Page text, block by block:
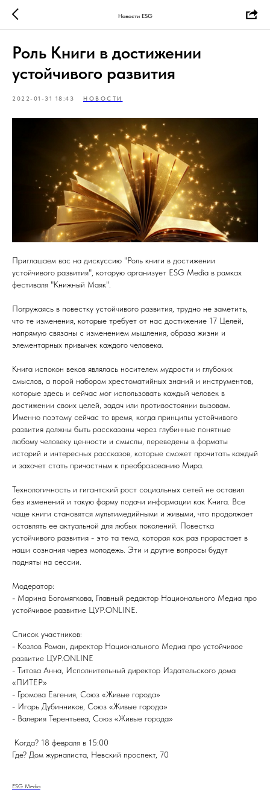
Новости ESG
Роль Книги в достижении
устойчивого развития
2022-01-31 18:43 НОВОСТИ
Приглашаем вас на дискуссию "Роль книги в достижении
устойчивого развития", которую организует ESG Media в рамках
фестиваля "Книжный Маяк".
Погружаясь в повестку устойчивого развития, трудно не заметить,
что те изменения, которые требует от нас достижение 17 Целей,
напрямую связаны с изменением мышления, образа жизни и
элементарных привычек каждого человека.
Книга испокон веков являлась носителем мудрости и глубоких
смыслов, а порой набором хрестоматийных знаний и инструментов,
которые здесь и сейчас мог использовать каждый человек в
достижении своих целей, задач или противостоянии вызовам.
Именно поэтому сейчас то время, когда принципы устойчивого
развития должны быть рассказаны через глубинные понятные
любому человеку ценности и смыслы, переведены в форматы
историй и интересных рассказов, которые сможет прочитать каждый
и захочет стать причастным к преобразованию Мира.
Технологичность и гигантский рост социальных сетей не оставил
без изменений и такую форму подачи информации как Книга. Все
чаще книги становятся мультимедийными и живыми, что продолжает
оставлять ее актуальной для любых поколений. Повестка
устойчивого развития - это та тема, которая как раз прорастает в
наши сознания через молодежь. Эти и другие вопросы будут
подняты на сессии.
Модератор:
- Марина Богомягкова, Главный редактор Национального Медиа про
устойчивое развитие ЦУР.ONLINE.
Список участников:
- Козлов Роман, директор Национального Медиа про устойчивое
развитие ЦУР.ONLINE
- Титова Анна, Исполнительный директор Издательского дома
«ПИТЕР»
- Громова Евгения, Союз «Живые города»
- Игорь Дубинников, Союз «Живые города»
- Валерия Терентьева, Союз «Живые города»
Когда? 18 февраля в 15:00
Где? Дом журналиста, Невский проспект, 70
ESG Media